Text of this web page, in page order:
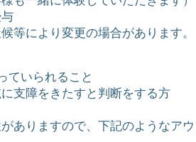
により変更の場合があります。
ていられること
支障をきたすと判断をする方
ありますので、下記のようなア